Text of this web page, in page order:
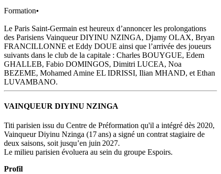
Formation•
Le Paris Saint-Germain est heureux d’annoncer les prolongations
des Parisiens Vainqueur DIYINU NZINGA, Djamy OLAX, Bryan
FRANCILLONNE et Eddy DOUE ainsi que l’arrivée des joueurs
suivants dans le club de la capitale : Charles BOUYGUE, Edem
GHALLEB, Fabio DOMINGOS, Dimitri LUCEA, Noa
BEZEME, Mohamed Amine EL IDRISSI, Ilian MHAND, et Ethan
LUVAMBANO.
VAINQUEUR DIYINU NZINGA
Titi parisien issu du Centre de Préformation qu'il a intégré dès 2020,
Vainqueur Diyinu Nzinga (17 ans) a signé un contrat stagiaire de
deux saisons, soit jusqu’en juin 2027.
Le milieu parisien évoluera au sein du groupe Espoirs.
Profil